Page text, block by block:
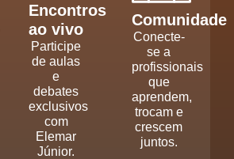
Encontros
ao vivo
Participe
de aulas
e
debates
exclusivos
com
Elemar
Júnior.
Comunidade
Conecte-
se a
profissionais
que
aprendem,
trocam e
crescem
juntos.